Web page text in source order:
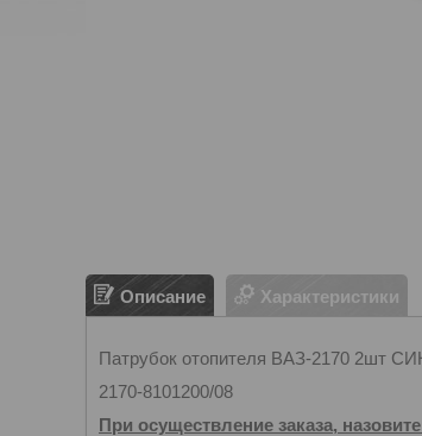
Описание Характеристики
Патрубок отопителя ВАЗ-2170 2шт
2170-8101200/08
При осуществление заказа,